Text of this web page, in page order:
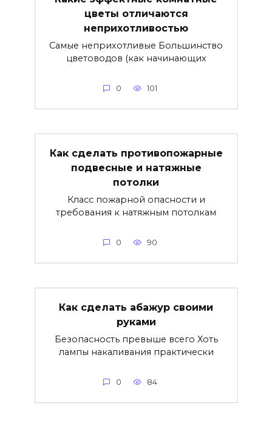
цветы отличаются
неприхотливостью
Самые неприхотливые Большинство
цветоводов (как начинающих
0 101
Как сделать противопожарные
подвесные и натяжные
потолки
Класс пожарной опасности и
требования к натяжным потолкам
0 90
Как сделать абажур своими
руками
Безопасность превыше всего Хоть
лампы накаливания практически
0 84